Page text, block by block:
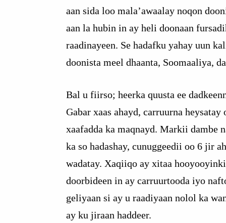
aan sida loo mala’awaalay noqon
aan la hubin in ay heli doonaan
raadinayeen. Se hadafku yahay uun
doonista meel dhaanta, Soomaaliya,
Bal u fiirso; heerka quusta ee
Gabar xaas ahayd, carruurna heysatay
xaafadda ka maqnayd. Markii dambe
ka so hadashay, cunuggeedii oo 6 jir
wadatay. Xaqiiqo ay xitaa
doorbideen in ay carruurtooda iyo
geliyaan si ay u raadiyaan nolol ka
ay ku jiraan haddeer.